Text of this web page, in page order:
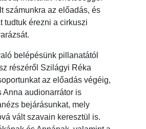
számunkra az előadás, és
tudtuk érezni a cirkuszi
belépésünk pillanatától
részéről Szilágyi Réka
az előadás végéig,
Anna audionarrátor is
bejárásunkat, mely
vált szavain keresztül is.